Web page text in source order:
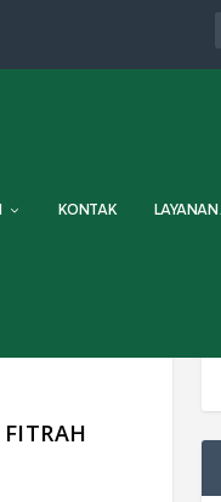
KONTAK